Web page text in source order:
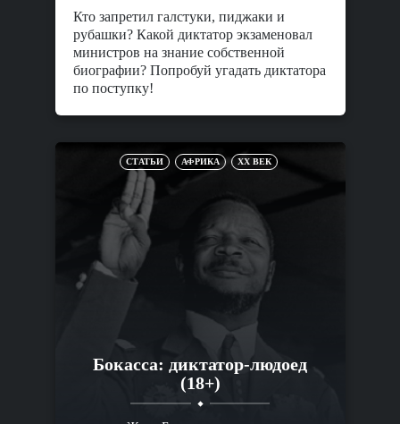
Кто запретил галстуки, пиджаки и
рубашки? Какой диктатор экзаменовал
министров на знание собственной
биографии? Попробуй угадать диктатора
по поступку!
СТАТЬИ АФРИКА XX ВЕК
Бокасса: диктатор-людоед
(18+)